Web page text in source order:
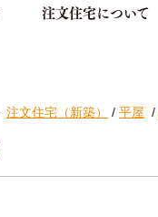
注文住宅について
注文住宅（新築） / 平屋 /